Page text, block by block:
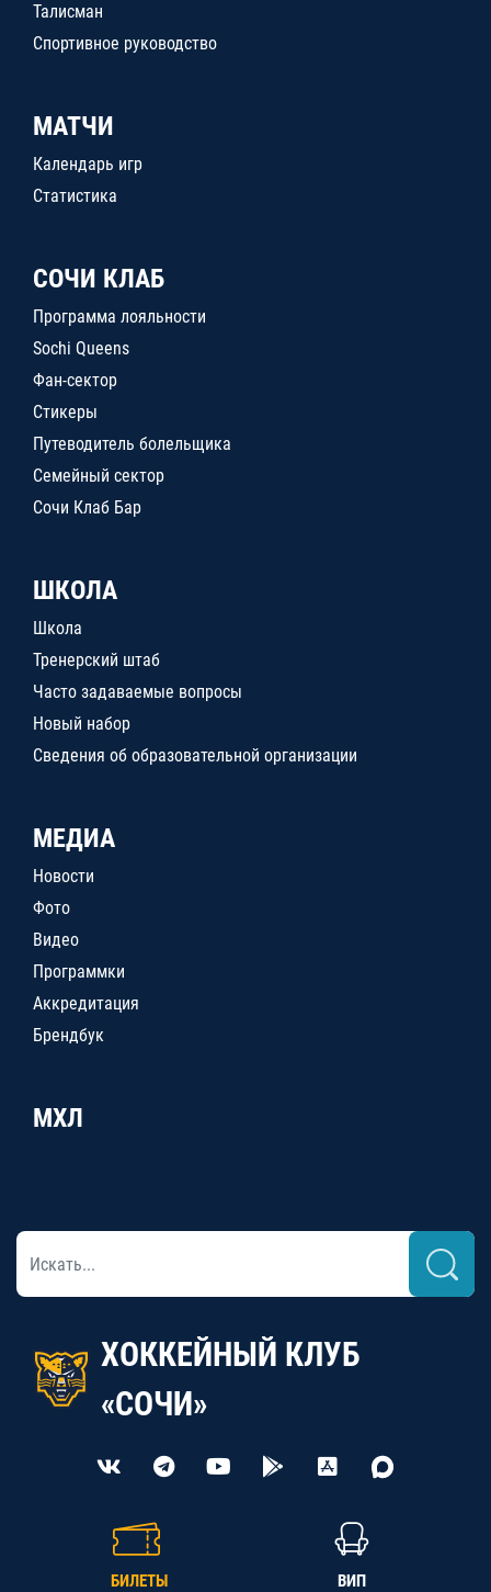
Талисман
Спортивное руководство
МАТЧИ
Календарь игр
Статистика
СОЧИ КЛАБ
Программа лояльности
Sochi Queens
Фан-сектор
Стикеры
Путеводитель болельщика
Семейный сектор
Сочи Клаб Бар
ШКОЛА
Школа
Тренерский штаб
Часто задаваемые вопросы
Новый набор
Сведения об образовательной организации
МЕДИА
Новости
Фото
Видео
Программки
Аккредитация
Брендбук
МХЛ
ХОККЕЙНЫЙ КЛУБ
«СОЧИ»
БИЛЕТЫ ВИП